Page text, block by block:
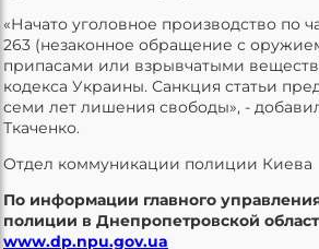
«Начато уголовное производство по
263 (незаконное обращение с
припасами или взрывчатыми
кодекса Украины. Санкция статьи
семи лет лишения свободы», -
Ткаченко.
Отдел коммуникации полиции Киева
По информации главного
полиции в Днепропетровской
www.dp.npu.gov.ua